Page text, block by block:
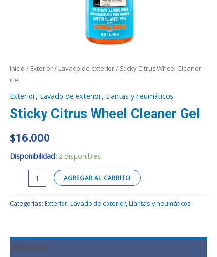
Inicio / Exterior/ Lavado de exterior/ Sticky Citrus Wheel Cleaner
Gel
Exterior, Lavado de exterior, Llantas y neumáticos
Sticky Citrus Wheel Cleaner Gel
$16.000
Disponibilidad: 2 disponibles
AGREGAR AL CARRITO
Categorías: Exterior,Lavado de exterior,Llantas y neumáticos
Descripción